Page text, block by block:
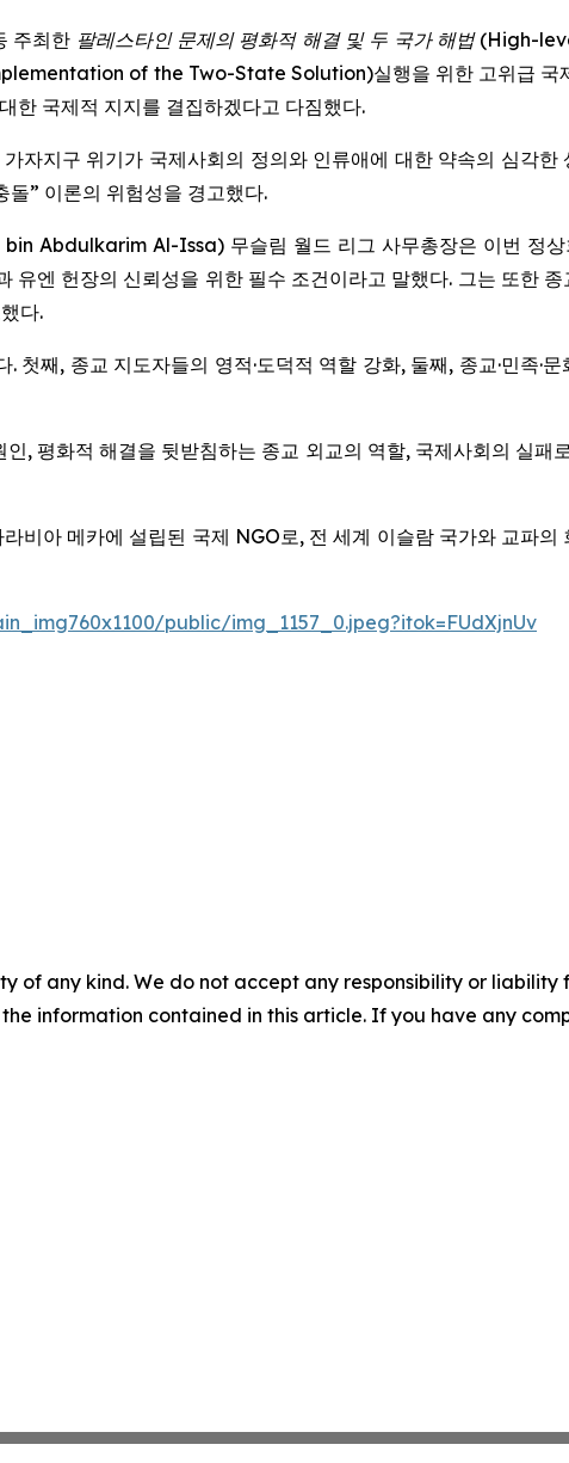
주최한 팔레스타인 문제의 평화적 해결 및 두 국가 해법 (High-
of the Two-State Solution)실행을 위한 고위급 국
한 국제적 지지를 결집하겠다고 다짐했다.
지구 위기가 국제사회의 정의와 인류애에 대한 약속의 심각한
” 이론의 위험성을 경고했다.
Abdulkarim Al-Issa) 무슬림 월드 리그 사무총장은 이번 정상
엔 헌장의 신뢰성을 위한 필수 조건이라고 말했다. 그는 또한
다.
째, 종교 지도자들의 영적·도덕적 역할 강화, 둘째, 종교·민족·
, 평화적 해결을 뒷받침하는 종교 외교의 역할, 국제사회의 실패
아 메카에 설립된 국제 NGO로, 전 세계 이슬람 국가와 교파의
public/img_1157_0.jpeg?itok=FUdXjnUv
of any kind. We do not accept any responsibility or
information contained in this article. If you have any